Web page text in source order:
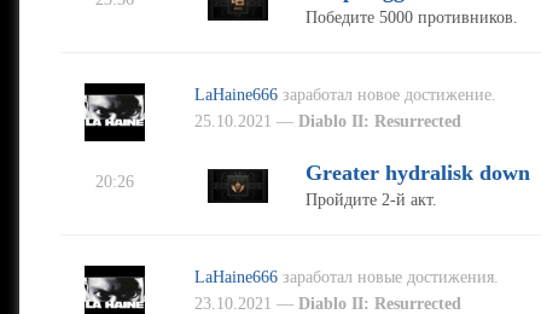
Победите 5000 противников.
LaHaine666 заработал новое достижение.
25.10.2021 —Diablo II: Resurrected
20:26 Greater hydralisk down
Пройдите 2-й акт.
LaHaine666 заработал новые достижения.
23.10.2021 —Diablo II: Resurrected